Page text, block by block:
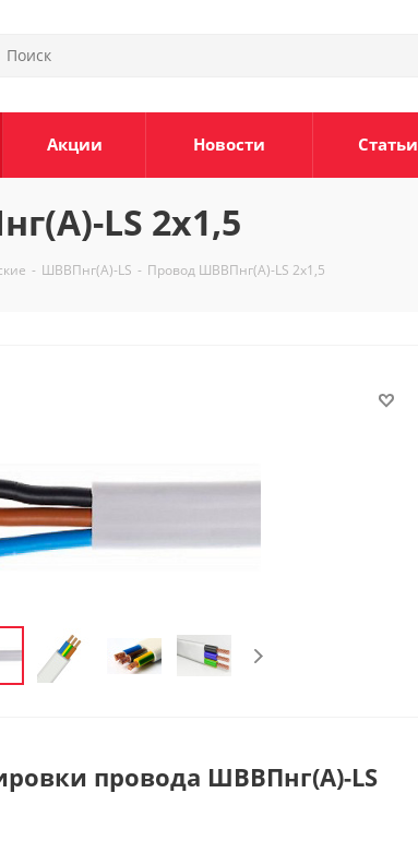
Акции Новости Статьи
LS 2х1,5
- ШВВПнг(А)-LS - Провод ШВВПнг(А)-LS 2х1,5
провода ШВВПнг(А)-LS